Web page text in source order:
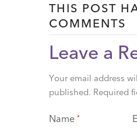
THIS POST
COMMENTS
Leave a
Your email address
published. Required
Name *